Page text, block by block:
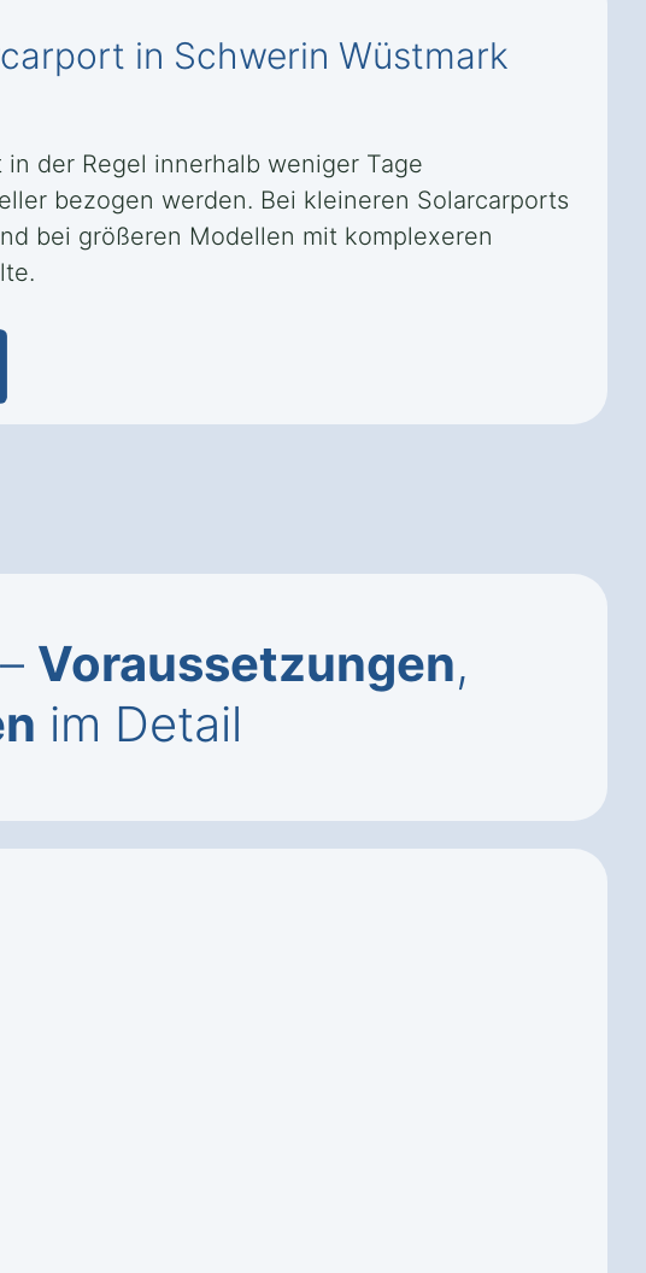
in Schwerin Wüstmark
der Regel innerhalb weniger Tage
bezogen werden. Bei kleineren Solarcarports
bei größeren Modellen mit komplexeren
Voraussetzungen,
im Detail